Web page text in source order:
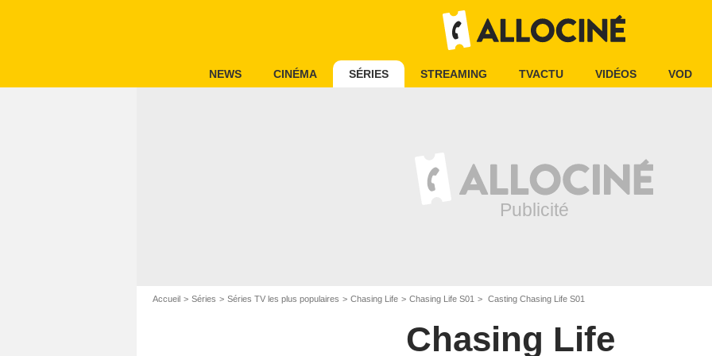
NEWS CINÉMA SÉRIES STREAMING TVACTU VIDÉOS VOD
Accueil Séries Séries TV les plus populaires Chasing Life Chasing Life S01 Casting Chasing Life S01
Chasing Life